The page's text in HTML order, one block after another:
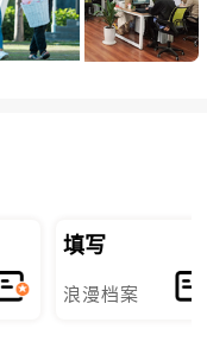
填写
浪漫档案